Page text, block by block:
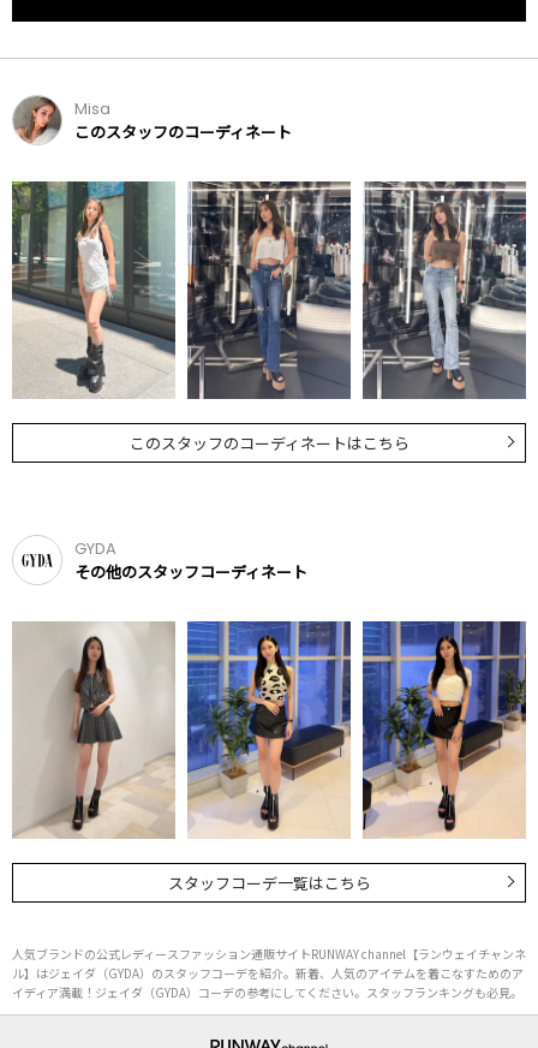
Misa
このスタッフのコーディネート
このスタッフのコーディネートはこちら
GYDA
その他のスタッフコーディネート
スタッフコーデ一覧はこちら
人気ブランドの公式レディースファッション通販サイトRUNWAY channel【ランウェイチャンネ
ル】はジェイダ（GYDA）のスタッフコーデを紹介。新着、人気のアイテムを着こなすためのア
イディア満載！ジェイダ（GYDA）コーデの参考にしてください。スタッフランキングも必見。